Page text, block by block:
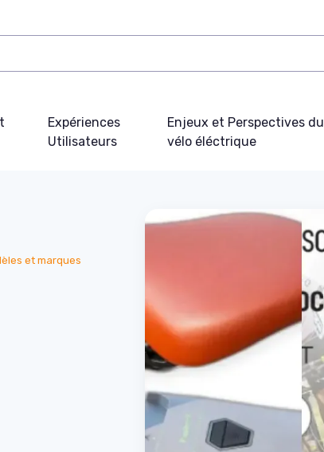
Expériences
Utilisateurs
Enjeux et Perspectives du
vélo éléctrique
et marques